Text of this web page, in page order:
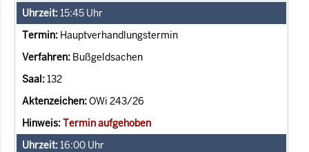
15:45 Uhr
Hauptverhandlungstermin
Bußgeldsachen
132
OWi 243/26
Termin aufgehoben
16:00 Uhr